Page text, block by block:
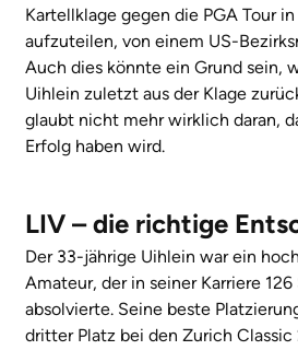
Kartellklage gegen die PGA Tour
aufzuteilen, von einem US-
Auch dies könnte ein Grund sein,
Uihlein zuletzt aus der Klage
glaubt nicht mehr wirklich daran,
Erfolg haben wird.
LIV – die richtige
Der 33-jährige Uihlein war ein
Amateur, der in seiner Karriere
absolvierte. Seine beste
dritter Platz bei den Zurich Classic